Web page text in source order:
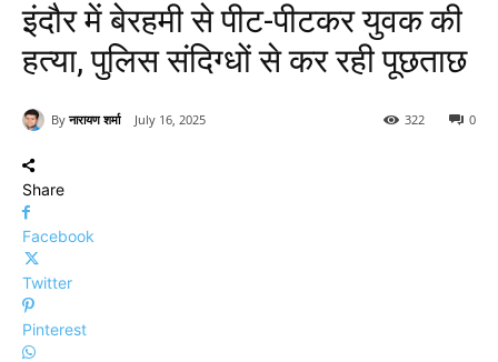
इंदौर में बेरहमी से पीट-पीटकर युवक की
हत्या, पुलिस संदिग्धों से कर रही पूछताछ
By नारायण शर्मा July 16, 2025 0
322
Share
Facebook
Twitter
Pinterest